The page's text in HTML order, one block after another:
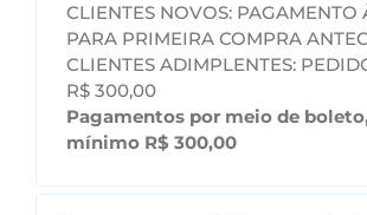
CLIENTES NOVOS: PAGAMENTO
PARA PRIMEIRA COMPRA
CLIENTES ADIMPLENTES:
R$ 300,00
Pagamentos por meio de
mínimo R$ 300,00